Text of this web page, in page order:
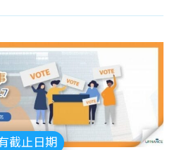
截止日期